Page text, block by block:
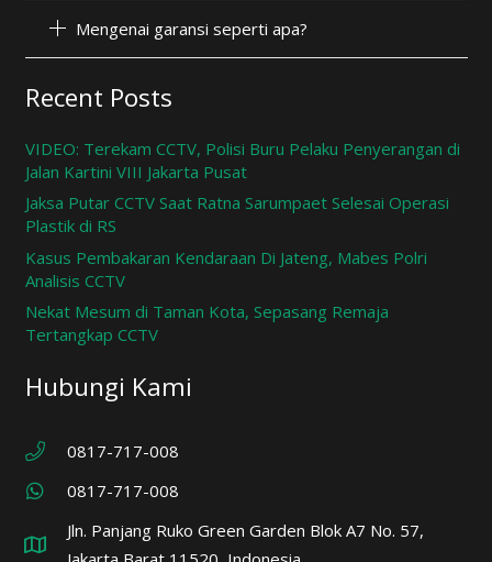
Mengenai garansi seperti apa?
Recent Posts
VIDEO: Terekam CCTV, Polisi Buru Pelaku Penyerangan di
Jalan Kartini VIII Jakarta Pusat
Jaksa Putar CCTV Saat Ratna Sarumpaet Selesai Operasi
Plastik di RS
Kasus Pembakaran Kendaraan Di Jateng, Mabes Polri
Analisis CCTV
Nekat Mesum di Taman Kota, Sepasang Remaja
Tertangkap CCTV
Hubungi Kami
0817-717-008
0817-717-008
Jln. Panjang Ruko Green Garden Blok A7 No. 57,